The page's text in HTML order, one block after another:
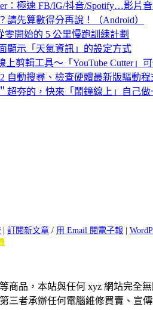
：極速 FB/IG/抖音/Spotify…影片
請先算數得分再說！（Android）
零開始的 5 公里慢跑訓練計劃
顯示「天氣資訊」的設定方式
上剪輯工具～「YouTube Cutter」
自動搜尋、檢查硬體最新版驅動程
超夯的，快來「鬧鐘線上」自己做
| 訂閱新文章 / 用 Email 閱電子報
商品，本站與任何 xyz 網站完全無
三者承辦任何電腦維修買賣、宣